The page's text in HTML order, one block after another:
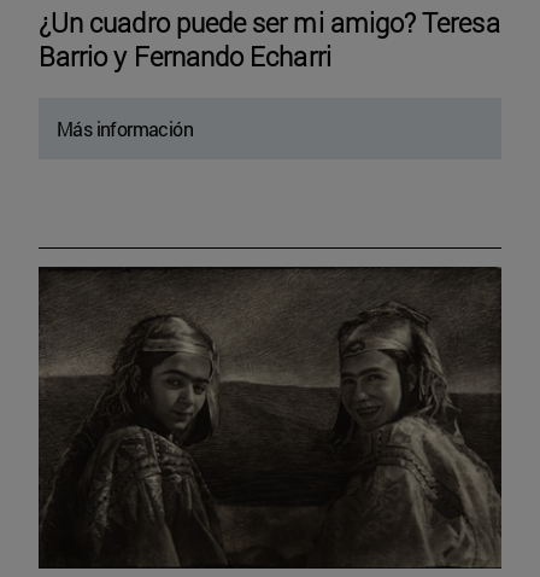
¿Un cuadro puede ser mi amigo? Teresa
Barrio y Fernando Echarri
Más información